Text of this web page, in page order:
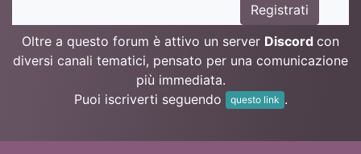
Registrati
Oltre a questo forum è attivo un server Discord con
diversi canali tematici, pensato per una comunicazione
più immediata.
Puoi iscriverti seguendo
questo link .